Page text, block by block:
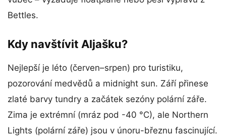
Bettles.
Kdy navštívit Aljašku?
Nejlepší je léto (červen–srpen) pro turistiku,
pozorování medvědů a midnight sun. Září přinese
zlaté barvy tundry a začátek sezóny polární záře.
Zima je extrémní (mráz pod -40 °C), ale Northern
Lights (polární záře) jsou v únoru-březnu fascinující.